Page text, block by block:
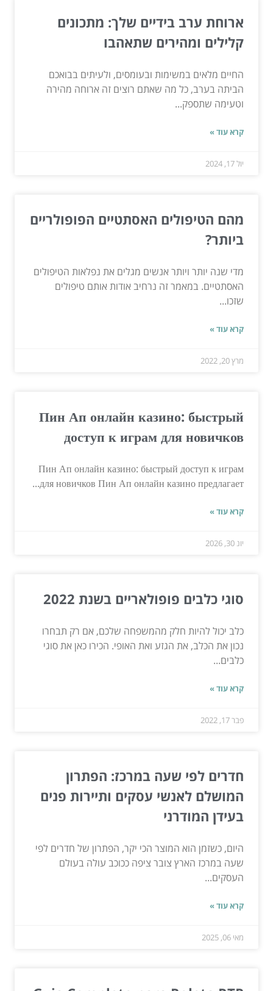
ארוחת ערב בידיים שלך: מתכונים
קלילים ומהירים שתאהבו
החיים מלאים במשימות ובעומסים, ולעיתים בבואכם
הביתה בערב, כל מה שאתם רוצים זה ארוחה מהירה
וטעימה שתספק...
קרא עוד »
יול 17, 2024
מהם הטיפולים האסתטיים הפופולריים
ביותר?
מדי שנה יותר ויותר אנשים מגלים את נפלאות הטיפולים
האסתטיים. במאמר זה נרחיב אודות אותם טיפולים
שזכו...
קרא עוד »
מרץ 20, 2022
Пин Ап онлайн казино: быстрый
доступ к играм для новичков
Пин Ап онлайн казино: быстрый доступ к играм
для новичков Пин Ап онлайн казино предлагает...
קרא עוד »
יונ 30, 2026
סוגי כלבים פופולאריים בשנת 2022
כלב יכול להיות חלק מהמשפחה שלכם, אם רק תבחרו
נכון את הכלב, את הגזע ואת האופי. הכירו כאן את סוגי
כלבים...
קרא עוד »
פבר 17, 2022
חדרים לפי שעה במרכז: הפתרון
המושלם לאנשי עסקים ותיירות פנים
בעידן המודרני
היום, כשזמן הוא המוצר הכי יקר, הפתרון של חדרים לפי
שעה במרכז הארץ צובר ציפה ככוכב עולה בעולם
העסקים...
קרא עוד »
מאי 06, 2025